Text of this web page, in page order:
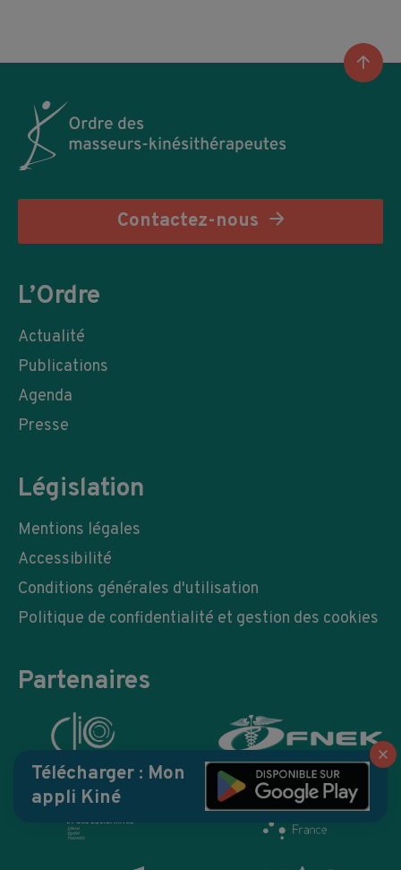
Contactez-nous
L’Ordre
Actualité
Publications
Agenda
Presse
Législation
Mentions légales
Accessibilité
Conditions générales d'utilisation
Politique de confidentialité et gestion des cookies
Partenaires
Télécharger : Mon
appli Kiné